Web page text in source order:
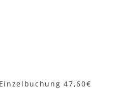
47,60€